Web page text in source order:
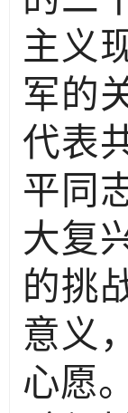
主义
军的
代表
平同
大复
的挑
意义
心愿